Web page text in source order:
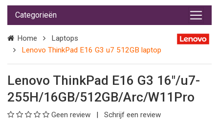
je
naar
op
zoek?
Categorieën
Home
Laptops
Lenovo ThinkPad E16 G3 u7 512GB laptop
Lenovo ThinkPad E16 G3 16"/u7-
255H/16GB/512GB/Arc/W11Pro
Geen review Schrijf een review